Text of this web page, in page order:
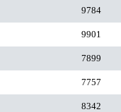
9784
9901
7899
7757
8342